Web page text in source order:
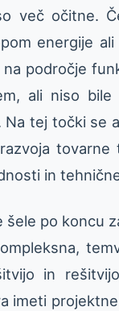
več očitne.
energije
področje
ali niso
tej točki se
in
po koncu
in
imeti